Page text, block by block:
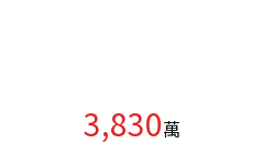
3,830萬